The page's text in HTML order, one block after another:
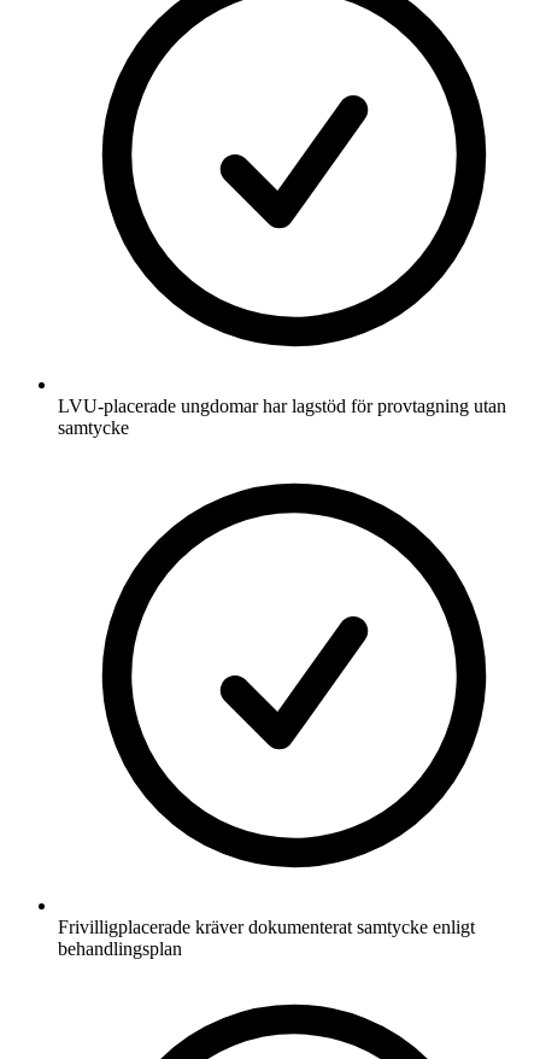
LVU-placerade ungdomar har lagstöd för provtagning utan
samtycke
Frivilligplacerade kräver dokumenterat samtycke enligt
behandlingsplan